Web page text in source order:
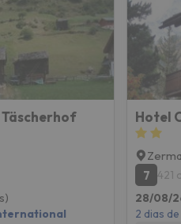
Täscherhof Hotel
7 421
28/08/
2 dias